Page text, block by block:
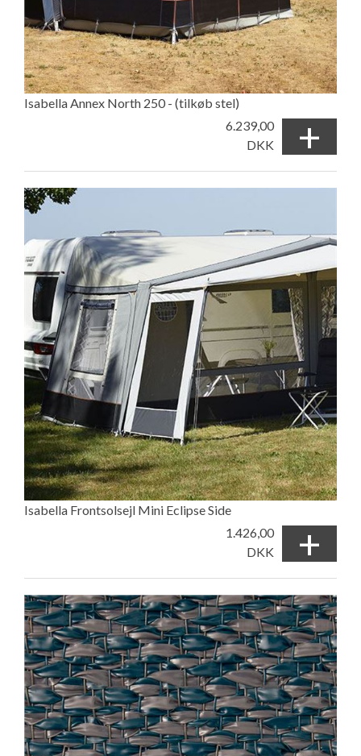
Isabella Annex North 250 - (tilkøb stel)
6.239,00
DKK
+
Isabella Frontsolsejl Mini Eclipse Side
1.426,00
DKK
+